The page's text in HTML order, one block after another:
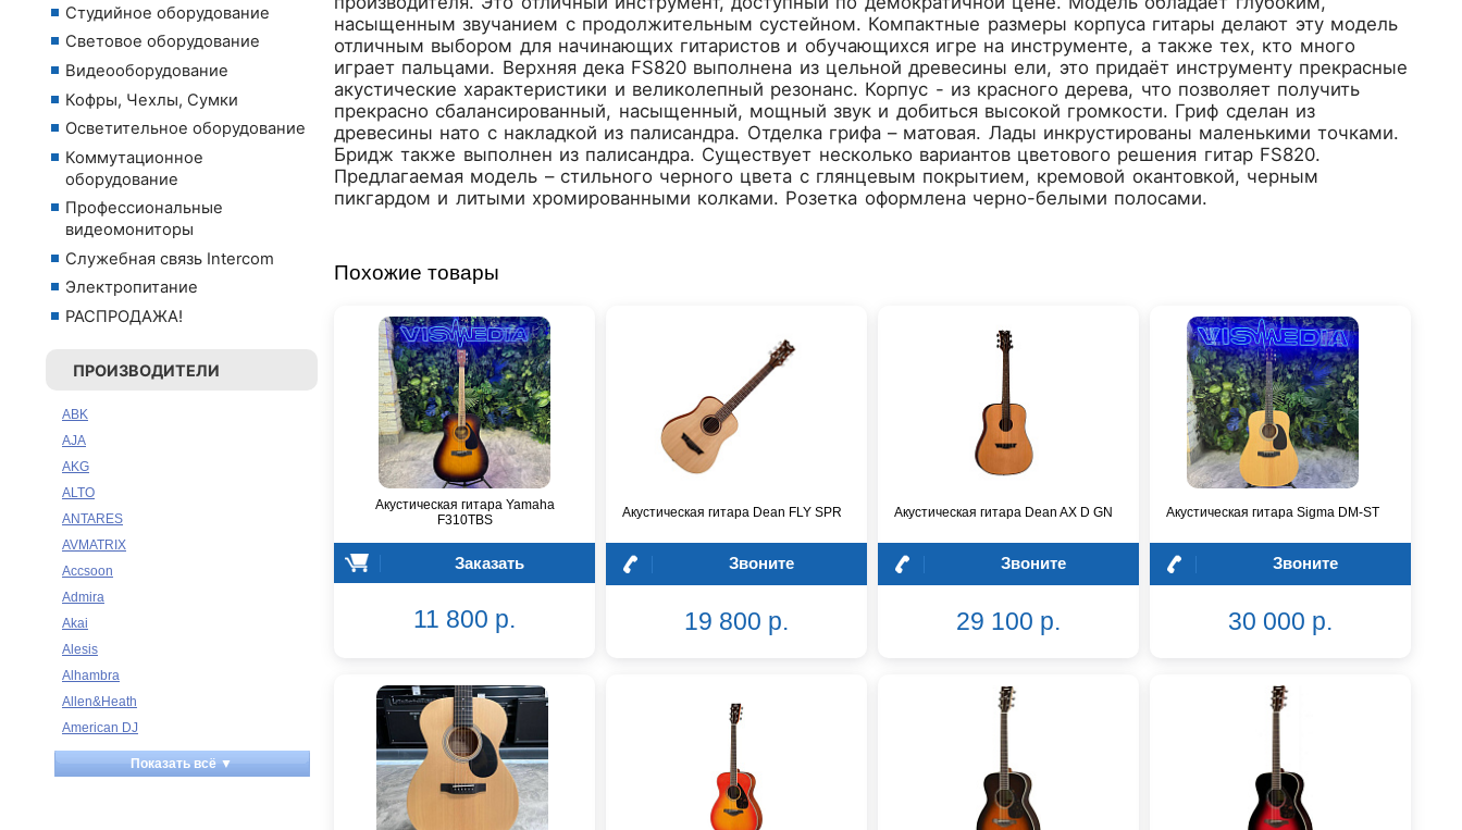
Студийное оборудование
Световое оборудование
Видеооборудование
Кофры, Чехлы, Сумки
Осветительное оборудование
Коммутационное
оборудование
Профессиональные
видеомониторы
Служебная связь Intercom
Электропитание
РАСПРОДАЖА!
ПРОИЗВОДИТЕЛИ
ABK
AJA
AKG
ALTO
ANTARES
AVMATRIX
Accsoon
Admira
Akai
Alesis
Alhambra
Allen&Heath
American DJ
Ampeg
Apart
Показать всё ▼
насыщенным звучанием с продолжительным сустейном. Компактные размеры корпуса гитары делают эту модель
отличным выбором для начинающих гитаристов и обучающихся игре на инструменте, а также тех, кто много
играет пальцами. Верхняя дека FS820 выполнена из цельной древесины ели, это придаёт инструменту прекрасные
акустические характеристики и великолепный резонанс. Корпус - из красного дерева, что позволяет получить
прекрасно сбалансированный, насыщенный, мощный звук и добиться высокой громкости. Гриф сделан из
древесины нато с накладкой из палисандра. Отделка грифа – матовая. Лады инкрустированы маленькими точками.
Бридж также выполнен из палисандра. Существует несколько вариантов цветового решения гитар FS820.
Предлагаемая модель – стильного черного цвета с глянцевым покрытием, кремовой окантовкой, черным
пикгардом и литыми хромированными колками. Розетка оформлена черно-белыми полосами.
Похожие товары
Акустическая гитара Yamaha
F310TBS
Заказать
11 800 р.
Акустическая гитара Dean FLY SPR
Звоните
19 800 р.
Акустическая гитара Dean AX D GN
Звоните
29 100 р.
Акустическая гитара Sigma DM-ST
Звоните
30 000 р.